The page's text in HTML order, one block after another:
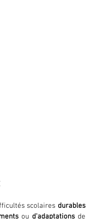
scolaires durables
ou d'adaptations de